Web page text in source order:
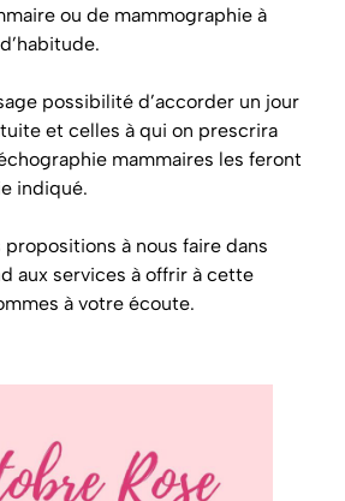
ou de mammographie à
possibilité d’accorder un jour
et celles à qui on prescrira
mammaires les feront
indiqué.
à nous faire dans
aux services à offrir à cette
à votre écoute.